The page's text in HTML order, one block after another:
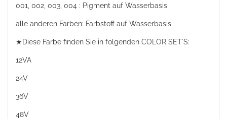
001, 002, 003, 004 : Pigment auf Wasserbasis
alle anderen Farben: Farbstoff auf Wasserbasis
★ Diese Farbe finden Sie in folgenden COLOR SET´S:
12VA
24V
36V
48V